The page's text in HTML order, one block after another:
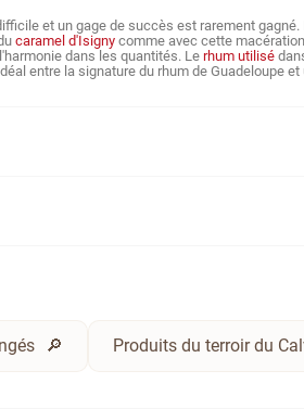
et un gage de succès est rarement gagné.
caramel d'Isigny comme avec cette
'harmonie dans les quantités. Lerhum utilisé
entre la signature du rhum de Guadeloupe
Produits du terroir du